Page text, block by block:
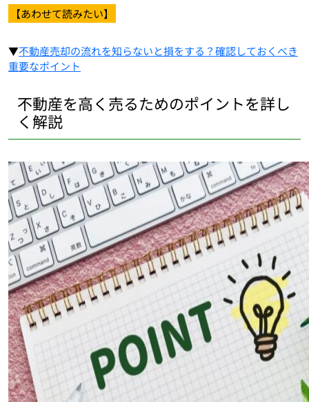
【あわせて読みたい】
▼不動産売却の流れを知らないと損をする？確認しておくべき
重要なポイント
不動産を高く売るためのポイントを詳し
く解説